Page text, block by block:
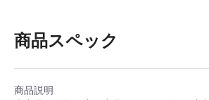
商品スペック
商品説明